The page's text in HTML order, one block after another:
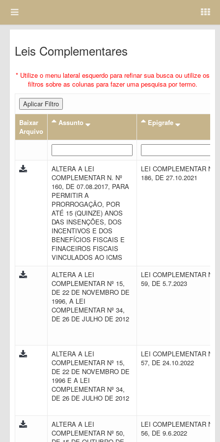
Leis Complementares
* Utilize o menu lateral esquerdo para refinar sua busca ou utilize os
filtros sobre as colunas para fazer uma pesquisa por termo.
Aplicar Filtro
Baixar
Arquivo
Assunto Epigrafe
ALTERA A LEI
COMPLEMENTAR N. Nº
160, DE 07.08.2017, PARA
PERMITIR A
PRORROGAÇÃO, POR
ATÉ 15 (QUINZE) ANOS
DAS INSENÇÕES, DOS
INCENTIVOS E DOS
BENEFÍCIOS FISCAIS E
FINACEIROS FISCAIS
VINCULADOS AO ICMS
LEI COMPLEMENTAR N.
186, DE 27.10.2021
ALTERA A LEI
COMPLEMENTAR Nº 15,
DE 22 DE NOVEMBRO DE
1996, A LEI
COMPLEMENTAR Nº 34,
DE 26 DE JULHO DE 2012
LEI COMPLEMENTAR N.
59, DE 5.7.2023
ALTERA A LEI
COMPLEMENTAR Nº 15,
DE 22 DE NOVEMBRO DE
1996 E A LEI
COMPLEMENTAR Nº 34,
DE 26 DE JULHO DE 2012
LEI COMPLEMENTAR N.
57, DE 24.10.2022
ALTERA A LEI
COMPLEMENTAR Nº 50,
LEI COMPLEMENTAR N.
56, DE 9.6.2022